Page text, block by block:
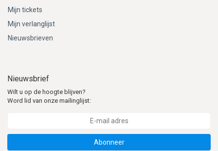
Mijn tickets
Mijn verlanglijst
Nieuwsbrieven
Nieuwsbrief
Wilt u op de hoogte blijven?
Word lid van onze mailinglijst:
Abonneer